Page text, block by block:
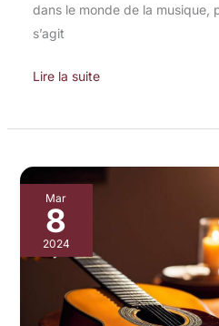
dans le monde de la musique,
s’agit
Lire la suite
Mar
8
2024
Comment
capturer
son
authentique